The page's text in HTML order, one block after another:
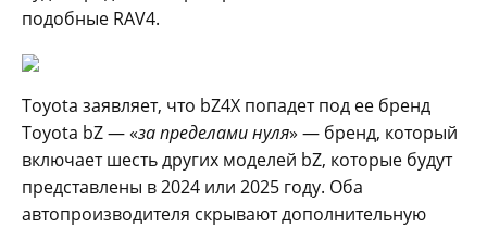
подобные RAV4.
Toyota заявляет, что bZ4X попадет под ее бренд
Toyota bZ — «за пределами нуля» — бренд, который
включает шесть других моделей bZ, которые будут
представлены в 2024 или 2025 году. Оба
автопроизводителя скрывают дополнительную